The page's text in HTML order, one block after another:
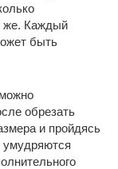
же. Каждый
быть
обрезать
и пройдясь
умудряются